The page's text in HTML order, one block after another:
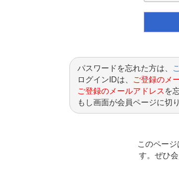
パスワードを忘れた方は、
ログインIDは、
ご登録のメ
ご登録のメールアドレス を
もし画面が会員ページに切
このページ
す。ぜひ